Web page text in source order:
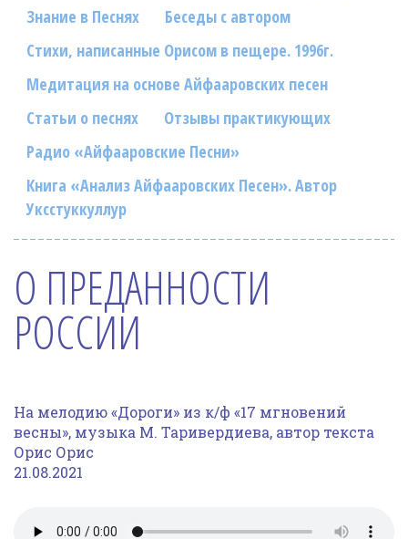
Контакты
Фотогалерея
In English
Видео
Ииссиидиология
Номера песен
Знание в Песнях
Беседы с автором
Стихи, написанные Орисом в пещере. 1996г.
Медитация на основе Айфааровских песен
Статьи о песнях
Отзывы практикующих
Радио «Айфааровские Песни»
Книга «Анализ Айфааровских Песен». Автор
Уксстуккуллур
О ПРЕДАННОСТИ
РОССИИ
На мелодию «Дороги» из к/ф «17 мгновений
весны», музыка М. Taривердиева, автор текста
Орис Орис
21.08.2021